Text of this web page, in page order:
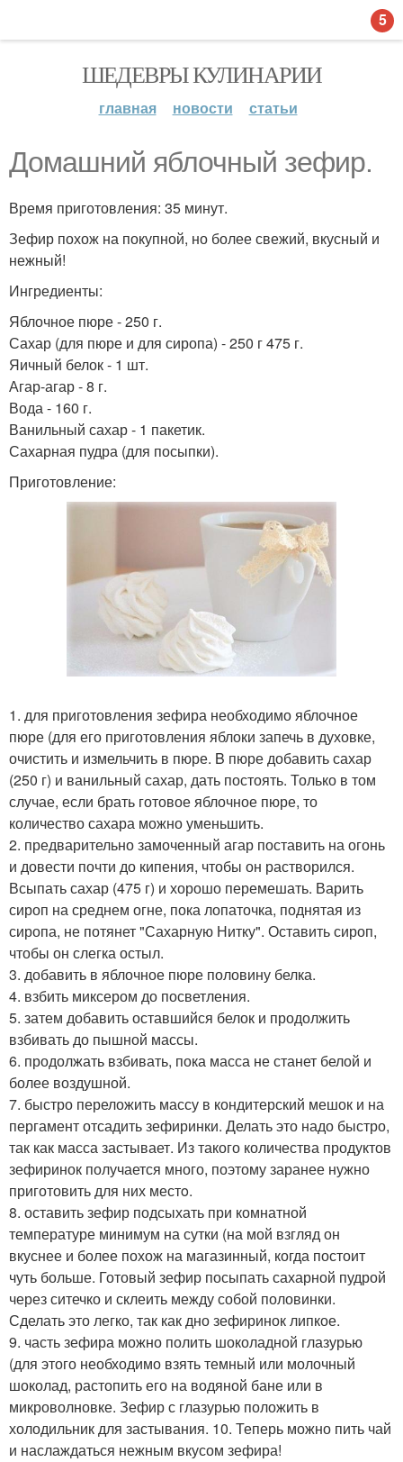
ШЕДЕВРЫ КУЛИНАРИИ
главная новости статьи
Домашний яблочный зефир.
Время приготовления: 35 минут.
Зефир похож на покупной, но более свежий, вкусный и
нежный!
Ингредиенты:
Яблочное пюре - 250 г.
Сахар (для пюре и для сиропа) - 250 г 475 г.
Яичный белок - 1 шт.
Агар-агар - 8 г.
Вода - 160 г.
Ванильный сахар - 1 пакетик.
Сахарная пудра (для посыпки).
Приготовление:
1. для приготовления зефира необходимо яблочное
пюре (для его приготовления яблоки запечь в духовке,
очистить и измельчить в пюре. B пюре добавить сахар
(250 г) и ванильный сахар, дать постоять. Только в том
случае, если брать готовое яблочное пюре, то
количество сахара можно уменьшить.
2. предварительно замоченный агар поставить на огонь
и довести почти до кипения, чтобы он растворился.
Всыпать сахар (475 г) и хорошо перемешать. Варить
сироп на среднем огне, пока лопаточка, поднятая из
сиропа, не потянет "Сахарную Нитку". Оставить сироп,
чтобы он слегка остыл.
3. добавить в яблочное пюре половину белка.
4. взбить миксером до посветления.
5. затем добавить оставшийся белок и продолжить
взбивать до пышной массы.
6. продолжать взбивать, пока масса не станет белой и
более воздушной.
7. быстро переложить массу в кондитерский мешок и на
пергамент отсадить зефиринки. Делать это надо быстро,
так как масса застывает. Из такого количества продуктов
зефиринок получается много, поэтому заранее нужно
приготовить для них местo.
8. оставить зефир подсыхать при комнатной
температуре минимум на сутки (на мой взгляд он
вкуснее и более похож на магазинный, когда постоит
чуть больше. Готовый зефир посыпать сахарной пудрой
через ситечко и склеить между собой половинки.
Сделать это легко, так как дно зефиринок липкое.
9. часть зефира можно полить шоколадной глазурью
(для этого необходимо взять темный или молочный
шоколад, растопить его на водяной бане или в
микроволновке. Зефир с глазурью положить в
холодильник для застывания. 10. Теперь можно пить чай
и наслаждаться нежным вкусом зефира!
5